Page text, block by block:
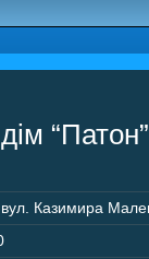
“Патон”
вул. Казимира